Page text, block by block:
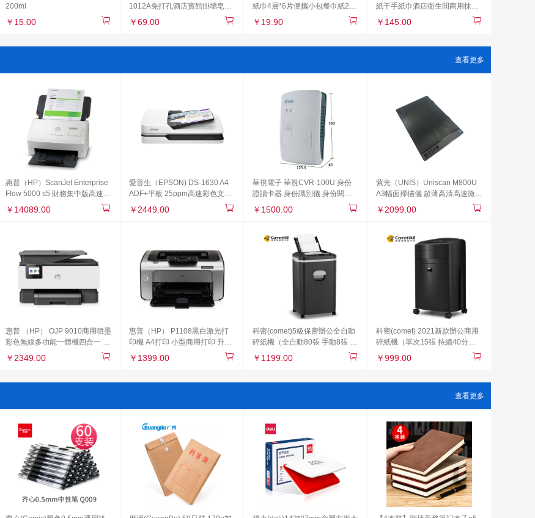
200ml
￥15.00
1012A免打孔酒店賓館掛墻皂液
器浴室衛生間洗手液瓶按壓式洗
發沐浴露盒500ml
￥69.00
紙巾4層*6片便攜小包餐巾紙24
￥19.90
紙干手紙巾酒店衛生間商用抹手
￥145.00
查看更多
惠普（HP）ScanJet Enterprise
Flow 5000 s5 財務集中版高速掃
描儀 (含條碼采集器）
￥14089.00
愛普生（EPSON) DS-1630 A4
ADF+平板 25ppm高速彩色文檔
掃描儀 自動進紙
￥2449.00
華視電子 華視CVR-100U 身份
證讀卡器 身份識別儀 身份閱讀
器 身份讀取器 身份掃描儀
￥1500.00
紫光（UNIS）Uniscan M800U
A3幅面掃描儀 超薄高清高速微邊
距彩色文檔文稿平板a3掃描儀
￥2099.00
惠普 （HP） OJP 9010商用噴墨
彩色無線多功能一體機四合一 打
印復印掃描傳真 自動雙面 8710
升級款
￥2349.00
惠普（HP） P1108黑白激光打
印機 A4打印 小型商用打印 升級
型號104a/104w 同款體驗型號
P1106
￥1399.00
科密(comet)5級保密辦公全自動
碎紙機（全自動80張 手動8張 持
續40分鐘 25L 可碎卡、訂書針）
Z-700
￥1199.00
科密(comet) 2021新款辦公商用
碎紙機（單次15張 持續40分鐘
27L 可碎卡、光盤、訂書針）黑
金剛
￥999.00
查看更多